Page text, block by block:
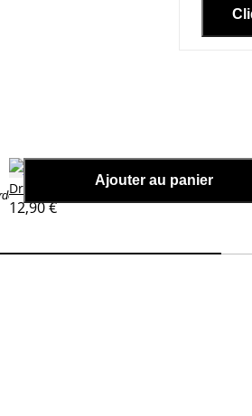
Ajouter au panier
Dragon Ball Z Peluche Hit
12,90 €